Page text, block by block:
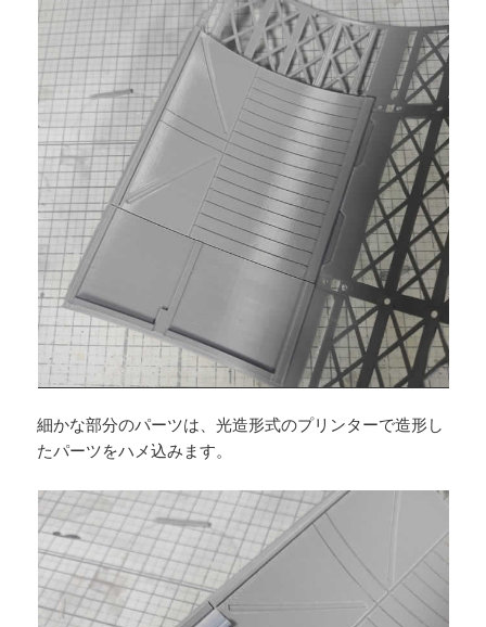
細かな部分のパーツは、光造形式のプリンターで造形し
たパーツをハメ込みます。